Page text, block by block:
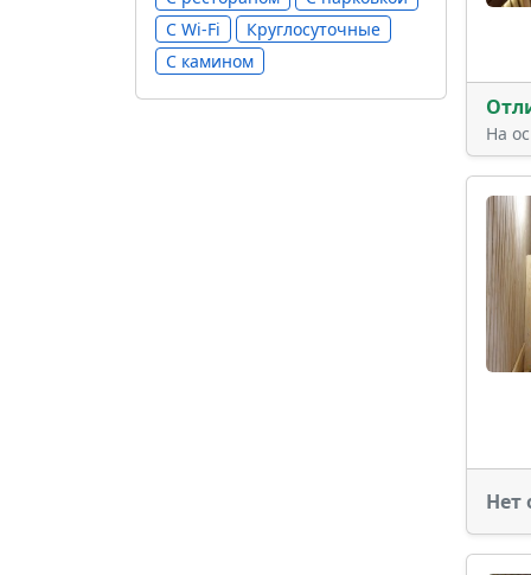
На
Нет
С Wi-Fi
Круглосуточные
С камином